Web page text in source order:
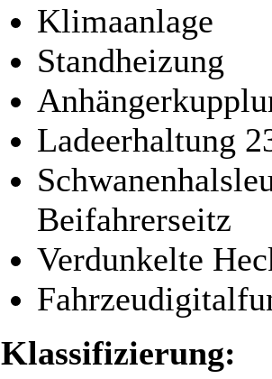
Klimaanlage
Standheizung
Ladeerhaltung
Beifahrerseitz
Verdunkelte
Klassifizierung: